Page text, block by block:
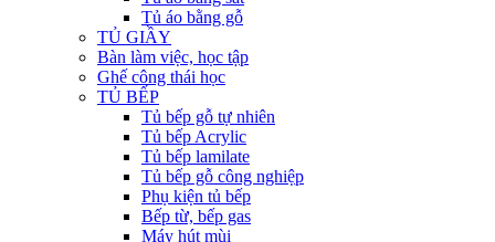
Tủ áo bằng gỗ
TỦ GIẦY
Bàn làm việc, học tập
Ghế công thái học
TỦ BẾP
Tủ bếp gỗ tự nhiên
Tủ bếp Acrylic
Tủ bếp lamilate
Tủ bếp gỗ công nghiệp
Phụ kiện tủ bếp
Bếp từ, bếp gas
Máy hút mùi